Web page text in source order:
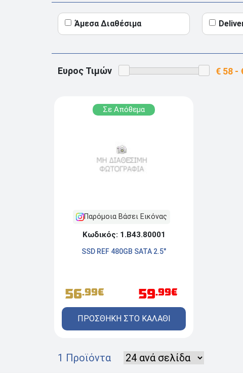
Άμεσα Διαθέσιμα
Ευρος Τιμών
Σε Απόθεμα
Παρόμοια Βάσει Εικόνας
Κωδικός: 1.Β43.80001
SSD REF 480GB SATA 2.5"
56.99€ 59.99€
ΠΡΟΣΘΗΚΗ ΣΤΟ ΚΑΛΑΘΙ
1 Προϊόντα